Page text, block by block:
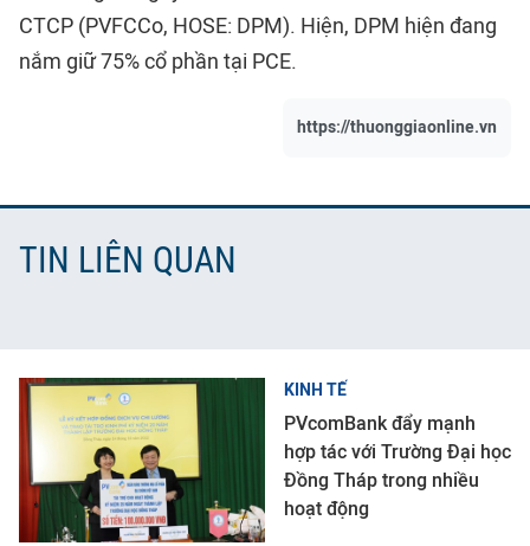
CTCP (PVFCCo, HOSE: DPM). Hiện, DPM hiện đang
nắm giữ 75% cổ phần tại PCE.
https://thuonggiaonline.vn
TIN LIÊN QUAN
KINH TẾ
PVcomBank đẩy mạnh
hợp tác với Trường Đại học
Đồng Tháp trong nhiều
hoạt động